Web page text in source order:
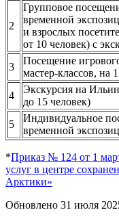
2
Групповое
временной
и взрослых
от 10 человек) с
3
Посещение
мастер-классов, на
4
Экскурсия на
до 15 человек)
5
Индивидуальное
временной
*Приказ № 124 от 1
услуг в центре
Арктики»
Обновлено 31 июля